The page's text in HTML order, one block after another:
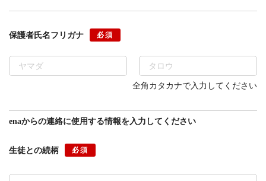
保護者氏名フリガナ 必須
全角カタカナで入力してください
enaからの連絡に使用する情報を入力してください
生徒との続柄 必須